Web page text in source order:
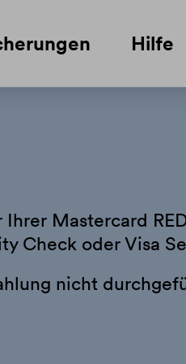
Hilfe
Mastercard
Check oder Visa
nicht